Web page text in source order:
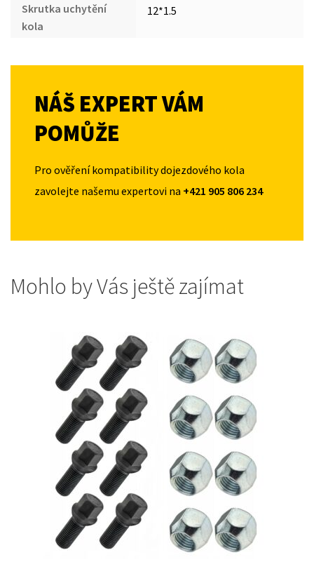
Skrutka uchytění
kola
12*1.5
NÁŠ EXPERT VÁM
POMŮŽE
Pro ověření kompatibility dojezdového kola
zavolejte našemu expertovi na +421 905 806 234
Mohlo by Vás ještě zajímat